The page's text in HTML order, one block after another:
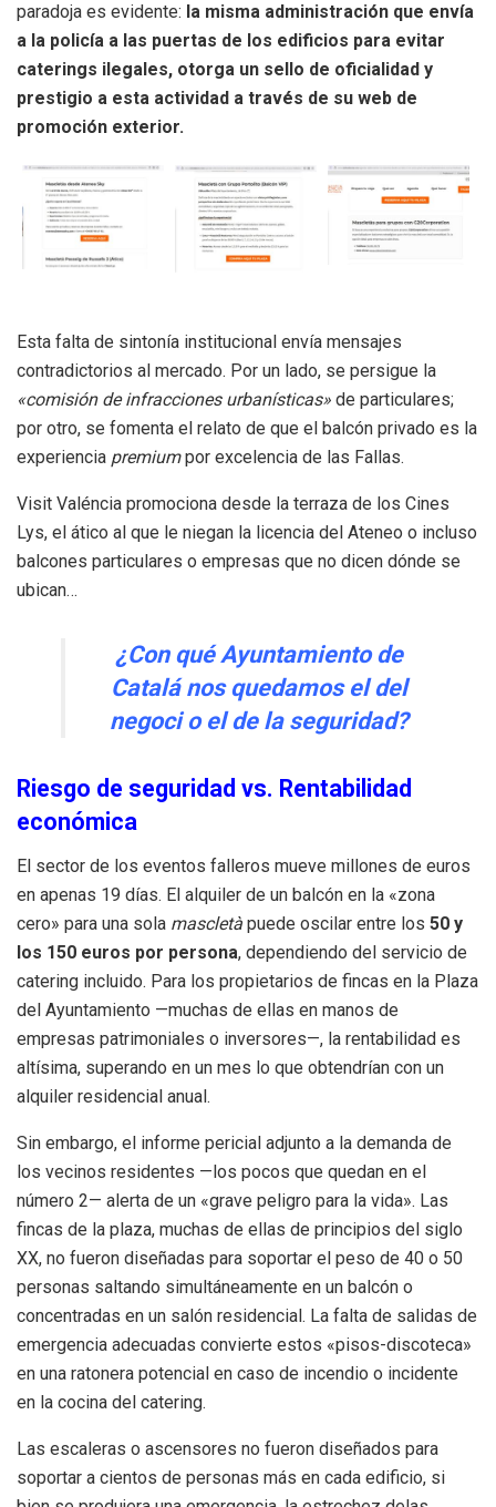
paradoja es evidente: la misma administración que envía
a la policía a las puertas de los edificios para evitar
caterings ilegales, otorga un sello de oficialidad y
prestigio a esta actividad a través de su web de
promoción exterior.
Esta falta de sintonía institucional envía mensajes
contradictorios al mercado. Por un lado, se persigue la
«comisión de infracciones urbanísticas» de particulares;
por otro, se fomenta el relato de que el balcón privado es la
experiencia premiumpor excelencia de las Fallas.
Visit Valéncia promociona desde la terraza de los Cines
Lys, el ático al que le niegan la licencia del Ateneo o incluso
balcones particulares o empresas que no dicen dónde se
ubican…
¿Con qué Ayuntamiento de
Catalá nos quedamos el del
negoci o el de la seguridad?
Riesgo de seguridad vs. Rentabilidad
económica
El sector de los eventos falleros mueve millones de euros
en apenas 19 días. El alquiler de un balcón en la «zona
cero» para una sola mascletà puede oscilar entre los 50 y
los 150 euros por persona, dependiendo del servicio de
catering incluido. Para los propietarios de fincas en la Plaza
del Ayuntamiento —muchas de ellas en manos de
empresas patrimoniales o inversores—, la rentabilidad es
altísima, superando en un mes lo que obtendrían con un
alquiler residencial anual.
Sin embargo, el informe pericial adjunto a la demanda de
los vecinos residentes —los pocos que quedan en el
número 2— alerta de un «grave peligro para la vida». Las
fincas de la plaza, muchas de ellas de principios del siglo
XX, no fueron diseñadas para soportar el peso de 40 o 50
personas saltando simultáneamente en un balcón o
concentradas en un salón residencial. La falta de salidas de
emergencia adecuadas convierte estos «pisos-discoteca»
en una ratonera potencial en caso de incendio o incidente
en la cocina del catering.
Las escaleras o ascensores no fueron diseñados para
soportar a cientos de personas más en cada edificio, si